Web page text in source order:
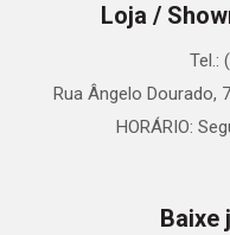
Loja /
Tel.:
Rua Ângelo Dourado,
HORÁRIO:
Baixe